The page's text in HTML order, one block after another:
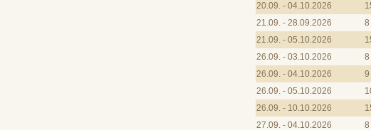
20.09. - 04.10.2026
21.09. - 28.09.2026 8
21.09. - 05.10.2026
26.09. - 03.10.2026 8
26.09. - 04.10.2026 9
26.09. - 05.10.2026
26.09. - 10.10.2026
27.09. - 04.10.2026 8